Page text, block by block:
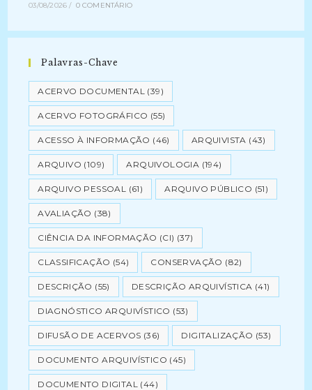
03/08/2026 / 0 COMENTÁRIO
Palavras-Chave
ACERVO DOCUMENTAL (39)
ACERVO FOTOGRÁFICO (55)
ACESSO À INFORMAÇÃO (46) ARQUIVISTA (43)
ARQUIVO (109) ARQUIVOLOGIA (194)
ARQUIVO PESSOAL (61) ARQUIVO PÚBLICO (51)
AVALIAÇÃO (38)
CIÊNCIA DA INFORMAÇÃO (CI) (37)
CLASSIFICAÇÃO (54) CONSERVAÇÃO (82)
DESCRIÇÃO (55) DESCRIÇÃO ARQUIVÍSTICA (41)
DIAGNÓSTICO ARQUIVÍSTICO (53)
DIFUSÃO DE ACERVOS (36) DIGITALIZAÇÃO (53)
DOCUMENTO ARQUIVÍSTICO (45)
DOCUMENTO DIGITAL (44)